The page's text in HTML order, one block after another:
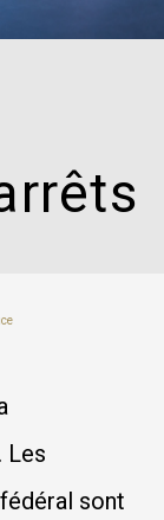
Les
sont